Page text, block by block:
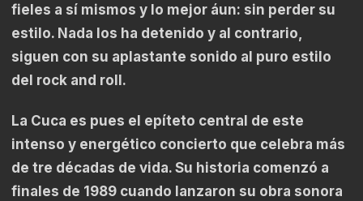
fieles a sí mismos y lo mejor áun: sin perder su
estilo. Nada los ha detenido y al contrario,
siguen con su aplastante sonido al puro estilo
del rock and roll.
La Cuca es pues el epíteto central de este
intenso y energético concierto que celebra más
de tre décadas de vida. Su historia comenzó a
finales de 1989 cuando lanzaron su obra sonora